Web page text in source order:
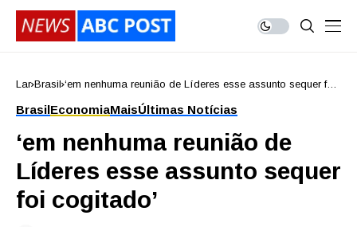
Lar Brasil ‘em nenhuma reunião de Líderes esse assunto sequer foi
BrasilEconomiaMaisÚltimas Notícias
‘em nenhuma reunião de
Líderes esse assunto sequer
foi cogitado’